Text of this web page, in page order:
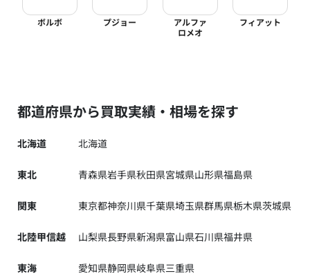
ボルボ プジョー
アルファ
ロメオ
フィアット
都道府県から買取実績・相場を探す
北海道 北海道
東北 青森県岩手県秋田県宮城県山形県福島県
関東 東京都神奈川県千葉県埼玉県群馬県栃木県茨城県
北陸甲信越 山梨県長野県新潟県富山県石川県福井県
東海 愛知県静岡県岐阜県三重県